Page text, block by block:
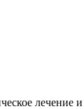
лечение